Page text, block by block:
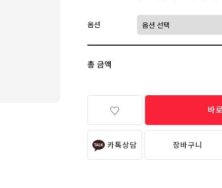
옵션
총 금액
바
카톡상담 장바구니